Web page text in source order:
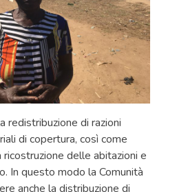
redistribuzione di razioni
di copertura, così come
ricostruzione delle abitazioni e
In questo modo la Comunità
anche la distribuzione di